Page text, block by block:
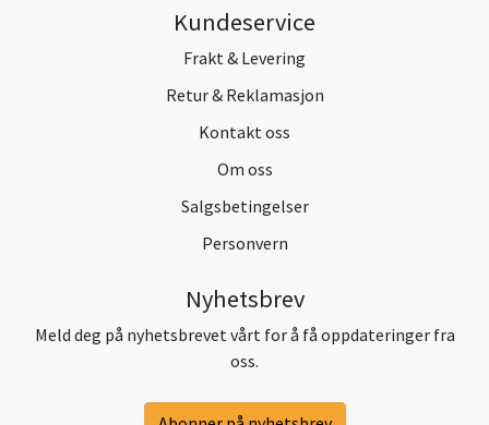
Kundeservice
Frakt & Levering
Retur & Reklamasjon
Kontakt oss
Om oss
Salgsbetingelser
Personvern
Nyhetsbrev
Meld deg på nyhetsbrevet vårt for å få oppdateringer fra
oss.